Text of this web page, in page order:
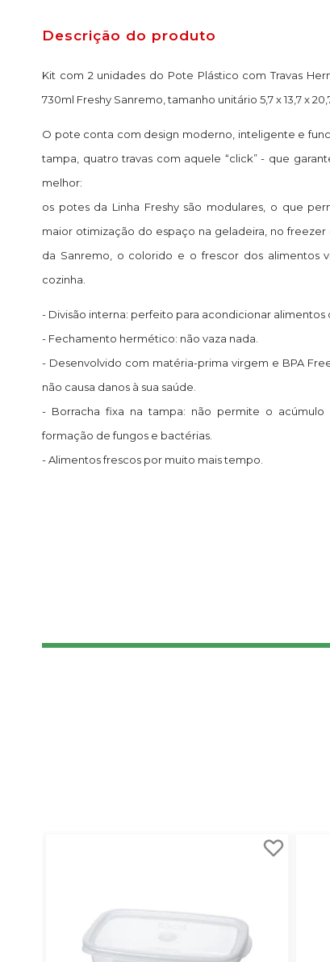
Descrição do produto
Kit com 2 unidades do Pote Plástico com Travas
730ml Freshy Sanremo, tamanho unitário 5,7 x 13,7 x
O pote conta com design moderno, inteligente e
tampa, quatro travas com aquele “click” - que
melhor:
os potes da Linha Freshy são modulares, o que
maior otimização do espaço na geladeira, no freezer
da Sanremo, o colorido e o frescor dos alimentos
cozinha.
- Divisão interna: perfeito para acondicionar alimentos
- Fechamento hermético: não vaza nada.
- Desenvolvido com matéria-prima virgem e BPA
não causa danos à sua saúde.
- Borracha fixa na tampa: não permite o
formação de fungos e bactérias.
- Alimentos frescos por muito mais tempo.